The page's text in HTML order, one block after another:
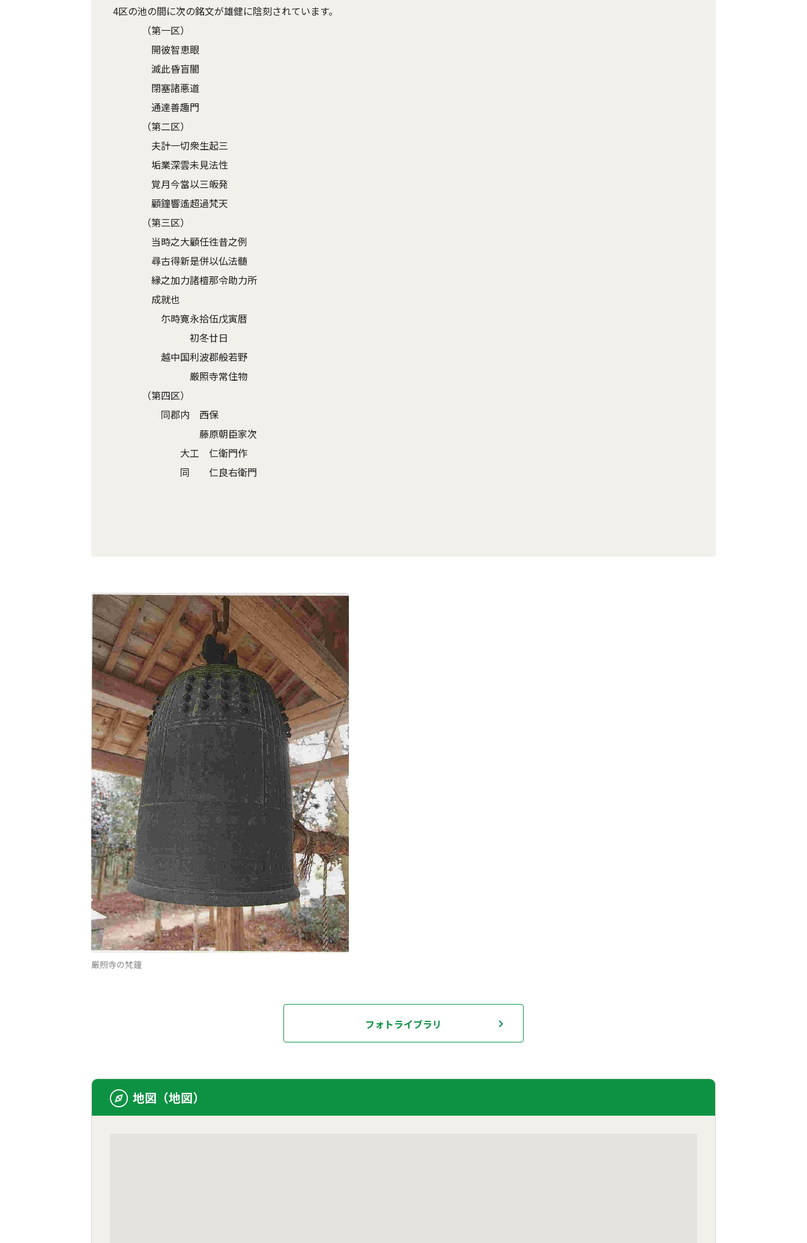
4区の池の間に次の銘文が雄健に陰刻されています。
（第一区）
開彼智恵眼
滅此昏盲闇
閉塞諸悪道
通達善趣門
（第二区）
夫計一切衆生起三
垢業深雲未見法性
覚月今當以三皈発
顧鐘響遙超過梵天
（第三区）
当時之大顧任徃昔之例
尋古得新是併以仏法髄
縁之加力諸檀那令助力所
成就也
尓時寛永拾伍戊寅暦
初冬廿日
越中国利波郡般若野
厳照寺常住物
（第四区）
同郡内 西保
藤原朝臣家次
大工 仁衛門作
同 仁良右衛門
厳照寺の梵鐘
フォトライブラリ
地図（地図）